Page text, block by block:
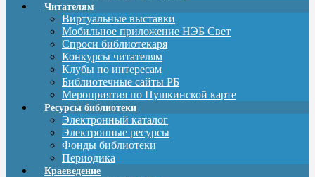
Читателям
Виртуальные выставки
Мобильное приложение НЭБ Свет
Спроси библиотекаря
Конкурсы читателям
Клубы по интересам
Библиотечные сайты РБ
Мероприятия по Пушкинской карте
Ресурсы библиотеки
Электронный каталог
Электронные ресурсы
Фонды библиотеки
Периодика
Краеведение